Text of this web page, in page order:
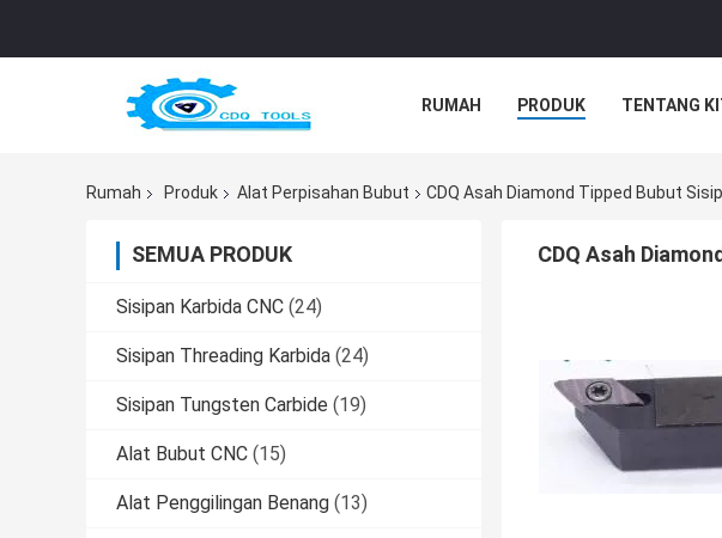
RUMAH PRODUK TENTANG
Rumah Produk Alat Perpisahan Bubut CDQ Asah Diamond Tipped Bubut
SEMUA PRODUK
Sisipan Karbida CNC (24)
Sisipan Threading Karbida (24)
Sisipan Tungsten Carbide (19)
Alat Bubut CNC (15)
Alat Penggilingan Benang (13)
CDQ Asah